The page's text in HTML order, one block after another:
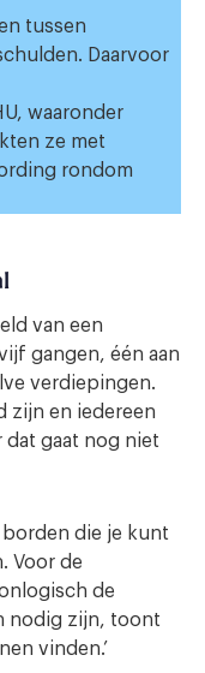
tussen
Daarvoor
waaronder
ze met
rondom
van een
gangen, één aan
verdiepingen.
zijn en iedereen
dat gaat nog niet
die je kunt
Voor de
de
nodig zijn, toont
vinden.’